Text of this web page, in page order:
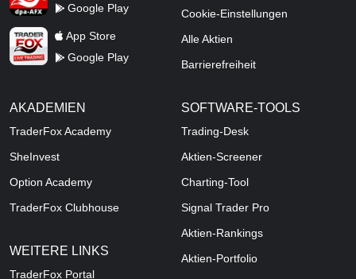
Google Play
TraderFox Live Trading
App Store
Google Play
Cookie-Einstellungen
Alle Aktien
Barrierefreiheit
AKADEMIEN
TraderFox Academy
SheInvest
Option Academy
TraderFox Clubhouse
WEITERE LINKS
TraderFox Portal
SOFTWARE-TOOLS
Trading-Desk
Aktien-Screener
Charting-Tool
Signal Trader Pro
Aktien-Rankings
Aktien-Portfolio